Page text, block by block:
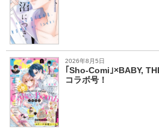
2026年8月5日
｢Sho-Comi｣×BABY,
コラボ号！